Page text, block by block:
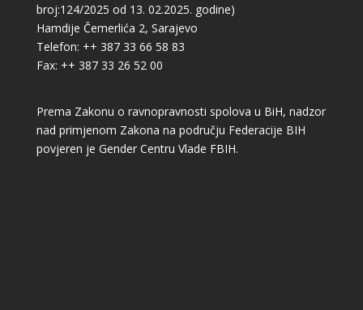
broj:124/2025 od 13. 02.2025. godine)
Hamdije Čemerlića 2, Sarajevo
Telefon: ++ 387 33 66 58 83
Fax: ++ 387 33 26 52 00
Prema Zakonu o ravnopravnosti spolova u BiH, nadzor
nad primjenom Zakona na području Federacije BIH
povjeren je Gender Centru Vlade FBIH.